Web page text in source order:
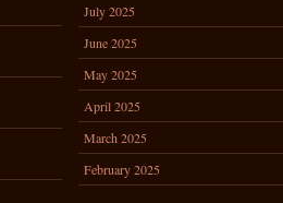
July 2025
June 2025
May 2025
April 2025
March 2025
February 2025